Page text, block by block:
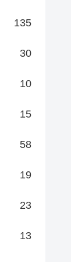
135
30
10
15
58
19
23
13